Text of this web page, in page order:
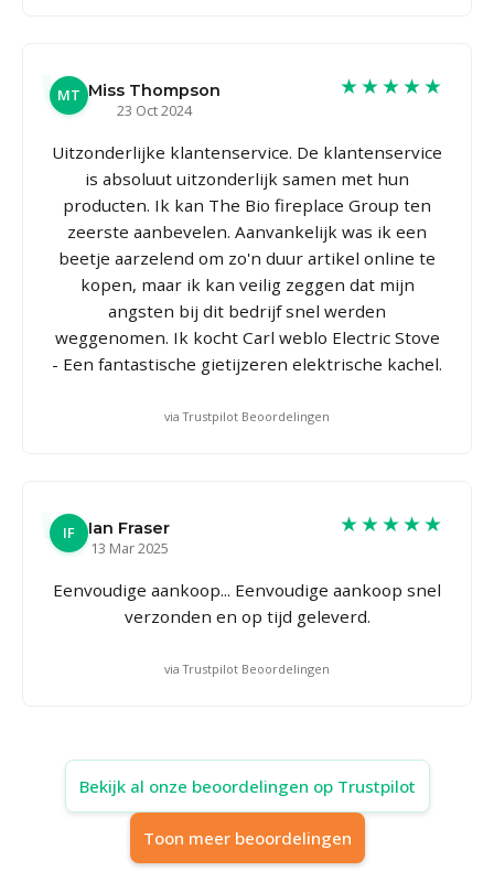
MT Miss Thompson
23 Oct 2024
★★★★★
Uitzonderlijke klantenservice. De klantenservice
is absoluut uitzonderlijk samen met hun
producten. Ik kan The Bio fireplace Group ten
zeerste aanbevelen. Aanvankelijk was ik een
beetje aarzelend om zo'n duur artikel online te
kopen, maar ik kan veilig zeggen dat mijn
angsten bij dit bedrijf snel werden
weggenomen. Ik kocht Carl weblo Electric Stove
- Een fantastische gietijzeren elektrische kachel.
via Trustpilot Beoordelingen
IF
Ian Fraser
13 Mar 2025
★★★★★
Eenvoudige aankoop... Eenvoudige aankoop snel
verzonden en op tijd geleverd.
via Trustpilot Beoordelingen
Bekijk al onze beoordelingen op Trustpilot
Toon meer beoordelingen